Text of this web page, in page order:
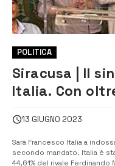
POLITICA
Siracusa | Il
Italia. Con
Messina del
13 GIUGNO 2023
Sarà Francesco Italia a
secondo mandato. Italia è
44,61% del rivale